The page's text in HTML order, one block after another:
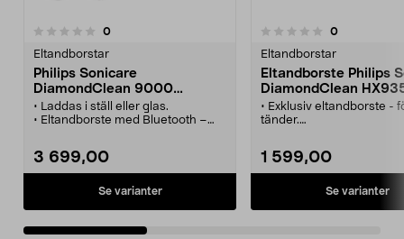
0recensioner
Eltandborstar
Philips Sonicare
DiamondClean 9000
eltandborste, 2-pack
• Laddas i ställ eller glas.
• Eltandborste med Bluetooth –
9000 – 3 intensiteter, 4
rengöringslägen.
• Sonicare-teknologi – rengöring
pack till familjen.
3 699,00
Se varianter
0.0 av 5 stjärnor 0recensioner
Eltandborstar
Eltandborste Philips
DiamondClean
• Exklusiv eltandborste -
tänder.
• Sonicare-teknologi -
mellan tänderna.
• Smalt, vinklat
1 599,00
Se varianter
0.0 av 5 stjärnor